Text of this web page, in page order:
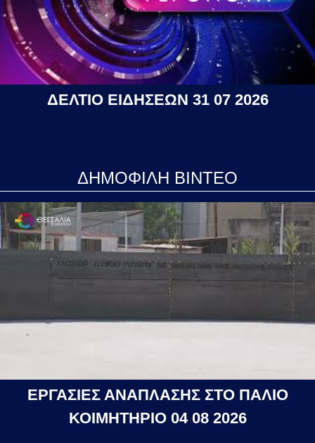
ΔΕΛΤΙΟ ΕΙΔΗΣΕΩΝ 31 07 2026
ΔΗΜΟΦΙΛΗ ΒΙΝΤΕΟ
ΕΡΓΑΣΙΕΣ ΑΝΑΠΛΑΣΗΣ ΣΤΟ ΠΑΛΙΟ
ΚΟΙΜΗΤΗΡΙΟ 04 08 2026